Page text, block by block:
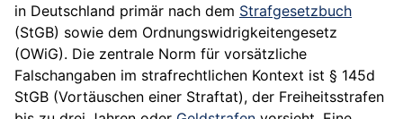
in Deutschland primär nach dem Strafgesetzbuch
(StGB) sowie dem Ordnungswidrigkeitengesetz
(OWiG). Die zentrale Norm für vorsätzliche
Falschangaben im strafrechtlichen Kontext ist § 145d
StGB (Vortäuschen einer Straftat), der Freiheitsstrafen